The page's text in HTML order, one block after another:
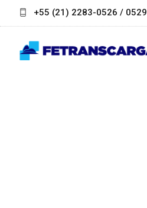
+55 (21) 2283-0526 / 0529